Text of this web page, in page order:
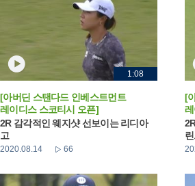
1:08
[아버딘 스탠다드 인베스트먼트
레이디스 스코티시 오픈]
2R 감각적인 웨지샷 선보이는 리디아
고
2020.08.14 66
[